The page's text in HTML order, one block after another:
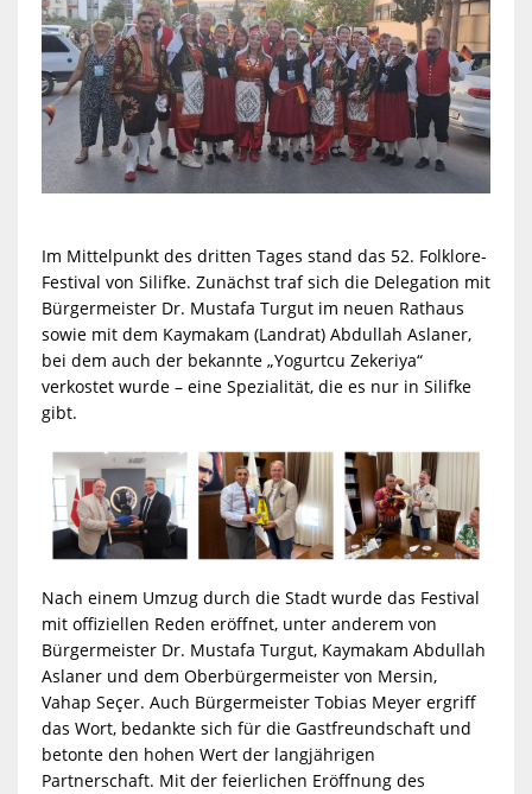
Im Mittelpunkt des dritten Tages stand das 52. Folklore-
Festival von Silifke. Zunächst traf sich die Delegation mit
Bürgermeister Dr. Mustafa Turgut im neuen Rathaus
sowie mit dem Kaymakam (Landrat) Abdullah Aslaner,
bei dem auch der bekannte „Yogurtcu Zekeriya“
verkostet wurde – eine Spezialität, die es nur in Silifke
gibt.
Nach einem Umzug durch die Stadt wurde das Festival
mit offiziellen Reden eröffnet, unter anderem von
Bürgermeister Dr. Mustafa Turgut, Kaymakam Abdullah
Aslaner und dem Oberbürgermeister von Mersin,
Vahap Seçer. Auch Bürgermeister Tobias Meyer ergriff
das Wort, bedankte sich für die Gastfreundschaft und
betonte den hohen Wert der langjährigen
Partnerschaft. Mit der feierlichen Eröffnung des